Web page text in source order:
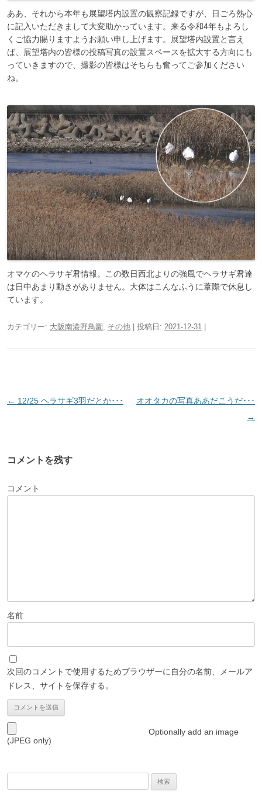
ああ、それから本年も展望塔内設置の観察記録ですが、日ごろ熱心
に記入いただきまして大変助かっています。来る令和4年もよろし
くご協力賜りますようお願い申し上げます。展望塔内設置と言え
ば、展望塔内の皆様の投稿写真の設置スペースを拡大する方向にも
っていきますので、撮影の皆様はそちらも奮ってご参加ください
ね。
オマケのヘラサギ君情報。この数日西北よりの強風でヘラサギ君達
は日中あまり動きがありません。大体はこんなふうに葦際で休息し
ています。
カテゴリー: 大阪南港野鳥園 その他 | 投稿日: 2021-12-31 |
投
ゲ
シ
← 12/25 ヘラサギ3羽だとか･･･
オオタカの写真ああだこうだ･･･
→
コメントを残す
コメント
名前
次回のコメントで使用するためブラウザーに自分の名前、メールア
ドレス、サイトを保存する。
Optionally add an image
(JPEG only)